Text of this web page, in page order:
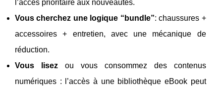
l’accès prioritaire aux nouveautés.
Vous cherchez une logique “bundle”: chaussures +
accessoires + entretien, avec une mécanique de
réduction.
Vous lisezou vous consommez des contenus
numériques : l’accès à une bibliothèque eBook peut